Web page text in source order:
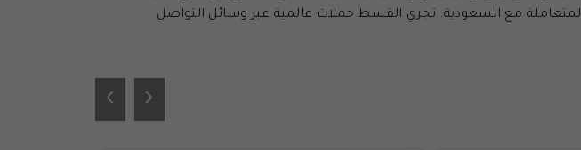
المتعاملة مع السعودية. تجري القسط حملات عالمية عبر وسائل التواصل
‹
›